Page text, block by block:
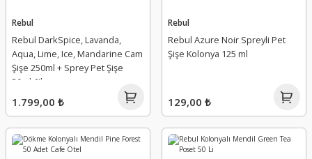
Rebul
Rebul DarkSpice, Lavanda,
Aqua, Lime, Ice, Mandarine Cam
Şişe 250ml + Sprey Pet Şişe
50ml 6'lı
1.799,00 ₺
Rebul
Rebul Azure Noir Spreyli Pet
Şişe Kolonya 125 ml
129,00 ₺